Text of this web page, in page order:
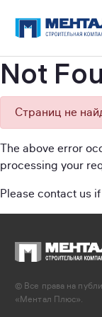
Not
Страниц не
The above error
processing your
Please contact us
© Все права на
«Ментал Плюс».